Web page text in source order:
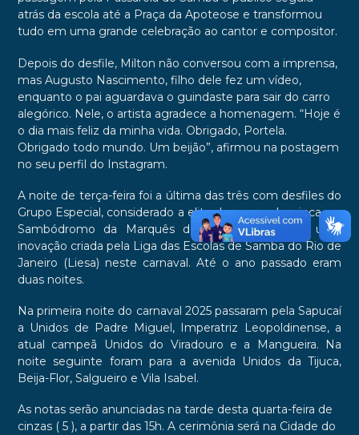
atrás da escola até a Praça da Apoteose e transformou
tudo em uma grande celebração ao cantor e compositor.
Depois do desfile, Milton não conversou com a imprensa,
mas Augusto Nascimento, filho dele fez um vídeo,
enquanto o pai aguardava o guindaste para sair do carro
alegórico. Nele, o artista agradece a homenagem. “Hoje é
o dia mais feliz da minha vida. Obrigado, Portela.
Obrigado todo mundo. Um beijão”, afirmou na postagem
no seu perfil do Instagram.
A noite de terça-feira foi a última das três com desfiles do
Grupo Especial, considerado a elite do carnaval carioca, no
Sambódromo da Marquês de Sapucaí. Essa foi uma
inovação criada pela Liga das Escolas de Samba do Rio de
Janeiro (Liesa) neste carnaval. Até o ano passado eram
duas noites.
Na primeira noite do carnaval 2025 passaram pela Sapucaí
a Unidos de Padre Miguel, Imperatriz Leopoldinense, a
atual campeã Unidos do Viradouro e a Mangueira. Na
noite seguinte foram para a avenida Unidos da Tijuca,
Beija-Flor, Salgueiro e Vila Isabel.
As notas serão anunciadas na tarde desta quarta-feira de
cinzas ( 5 ), a partir das 15h. A cerimônia será na Cidade do